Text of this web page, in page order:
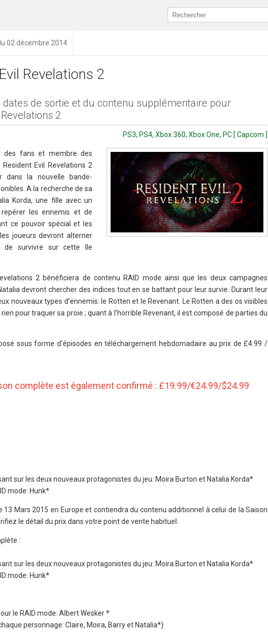
02 décembre 2014
Revelations 2
dates de sortie et du contenu supplémentaire pour
2
PS3, PS4, Xbox 360, Xbox One, PC [ Capcom ]
des fans et membre des
Evil Revelations 2
dans la nouvelle bande-
A la recherche de sa
Korda, une fille avec un
les ennemis et de
ce pouvoir spécial et les
joueurs devront alterner
de survivre sur cette île
2 bénéficiera de contenu RAID mode ainsi que les deux campagnes
devront chercher des indices tout en se battant pour leur survie. Durant leur
nouveaux types d’ennemis: le Rotten et le Revenant. Le Rotten a des os visibles
pour traquer sa proie ; quant à l’horrible Revenant, il est composé de parties du
sous forme d’épisodes en téléchargement hebdomadaire au prix de £4.99 /
complète est également confirmé : £19.99/€24.99/$24.99
sur les deux nouveaux protagonistes du jeu: Moira Burton et Natalia Korda*
mode: Hunk*
13 Mars 2015 en Europe et contiendra du contenu additionnel à celui de la Saison
le détail du prix dans votre point de vente habituel:
:
sur les deux nouveaux protagonistes du jeu: Moira Burton et Natalia Korda*
mode: Hunk*
le RAID mode: Albert Wesker *
personnage: Claire, Moira, Barry et Natalia*)